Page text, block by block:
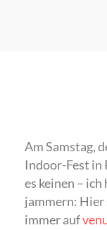
Am Samstag,
Indoor-Fest in
es keinen –
jammern: Hier
immer auf